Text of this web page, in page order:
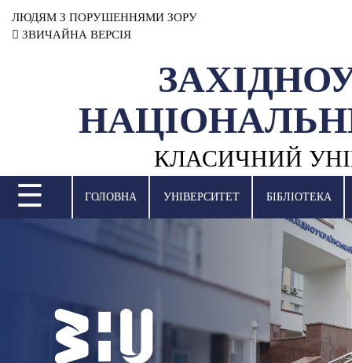
ЛЮДЯМ З ПОРУШЕННЯМИ ЗОРУ
ЗВИЧАЙНА ВЕРСІЯ
КЛАСИЧНИЙ
НАУКОВА ДІЯЛЬНІСТЬ
МІЖНАРОДНА ДІЯЛЬНІСТЬ
ВСТУПНА КАМПАНІЯ
БІБЛІОТЕКА
☰ ГОЛОВНА УНІВЕРСИТЕТ БІБЛІОТЕКА